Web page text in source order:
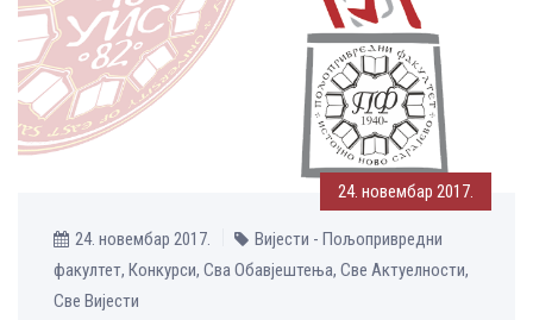
24. новембар 2017.
24. новембар 2017.
Вијести - Пољопривредни
факултет, Конкурси, Сва Обавјештења, Све Aктуелности,
Све Вијести